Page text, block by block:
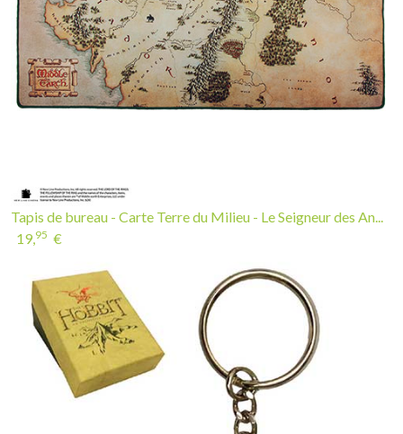
Tapis de bureau - Carte Terre du Milieu - Le Seigneur des An...
19,95 €